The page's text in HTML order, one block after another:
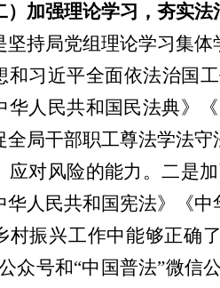
） 加强理论学习，夯实法
坚持局党组理论学习集
和习近平全面依法治国
华人民共和国民法典》
全局干部职工尊法学法
应对风险的能力。二是
华人民共和国宪法》《
村振兴工作中能够正确
众号和“中国普法”微信